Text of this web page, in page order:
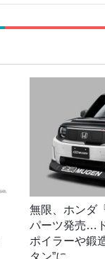
無限、ホンダ
パーツ発売…
ポイラーや鍛
タン”に